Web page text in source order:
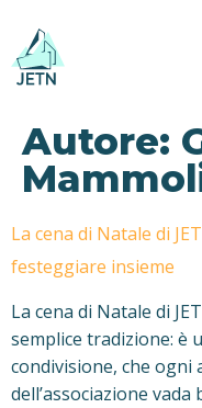
Autore:
La cena di Natale di
festeggiare insieme
La cena di Natale di
semplice tradizione: è
condivisione, che ogni
dell’associazione